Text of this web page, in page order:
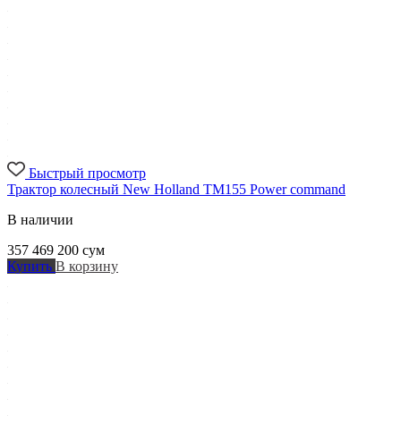
Быстрый просмотр
Трактор колесный New Holland TM155 Power command
В наличии
357 469 200 сум
Купить В корзину